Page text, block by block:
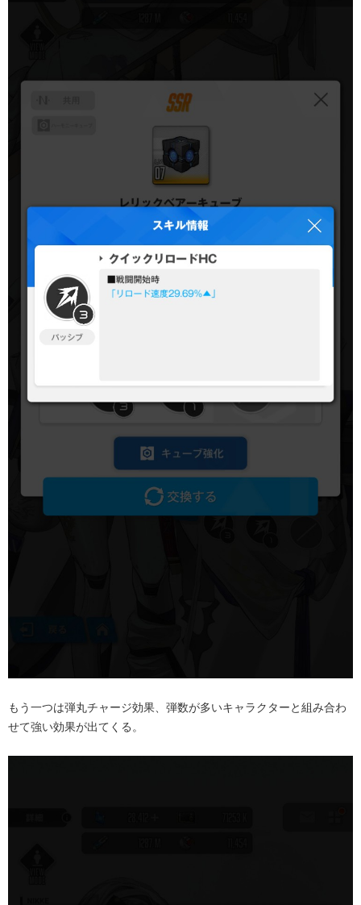
もう一つは弾丸チャージ効果、 弾数が多いキャラクターと組み合わ
せて強い効果が出てくる。